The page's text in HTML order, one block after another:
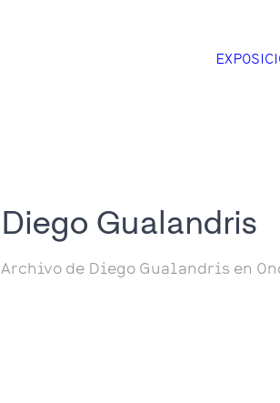
Diego Gualandris
Archivo de Diego Gualandris en